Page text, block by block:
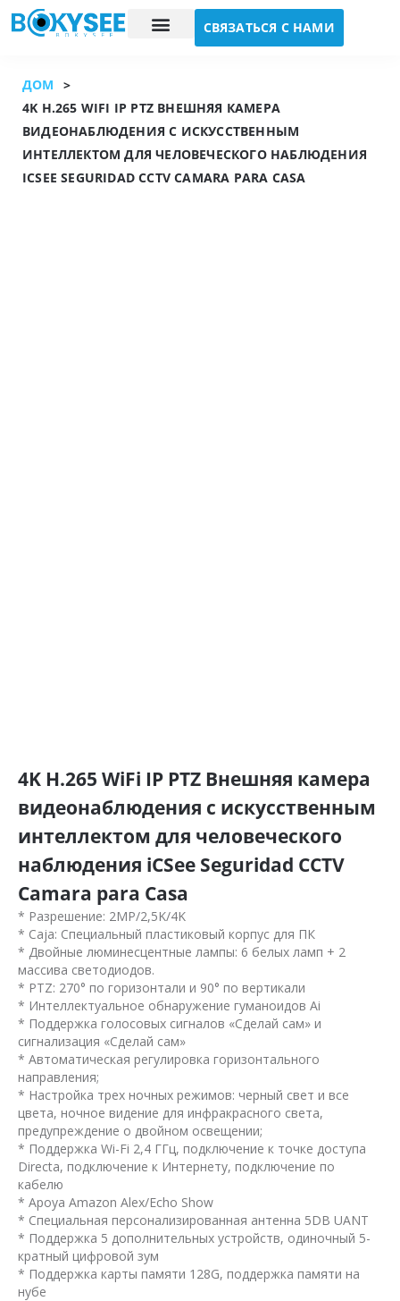
СВЯЗАТЬСЯ С НАМИ
ДОМ
>
4K H.265 WIFI IP PTZ ВНЕШНЯЯ КАМЕРА
ВИДЕОНАБЛЮДЕНИЯ С ИСКУССТВЕННЫМ
ИНТЕЛЛЕКТОМ ДЛЯ ЧЕЛОВЕЧЕСКОГО НАБЛЮДЕНИЯ
ICSEE SEGURIDAD CCTV CAMARA PARA CASA
4K H.265 WiFi IP PTZ Внешняя камера
видеонаблюдения с искусственным
интеллектом для человеческого
наблюдения iCSee Seguridad CCTV
Camara para Casa
* Разрешение: 2MP/2,5K/4K
* Caja: Специальный пластиковый корпус для ПК
* Двойные люминесцентные лампы: 6 белых ламп + 2
массива светодиодов.
* PTZ: 270° по горизонтали и 90° по вертикали
* Интеллектуальное обнаружение гуманоидов Ai
* Поддержка голосовых сигналов «Сделай сам» и
сигнализация «Сделай сам»
* Автоматическая регулировка горизонтального
направления;
* Настройка трех ночных режимов: черный свет и все
цвета, ночное видение для инфракрасного света,
предупреждение о двойном освещении;
* Поддержка Wi-Fi 2,4 ГГц, подключение к точке доступа
Directa, подключение к Интернету, подключение по
кабелю
* Apoya Amazon Alex/Echo Show
* Специальная персонализированная антенна 5DB UANT
* Поддержка 5 дополнительных устройств, одиночный 5-
кратный цифровой зум
* Поддержка карты памяти 128G, поддержка памяти на
нубе